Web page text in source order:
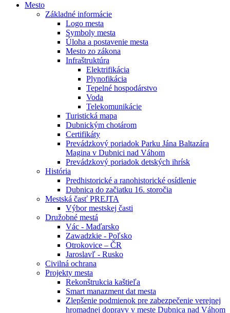
Mesto
Základné informácie
Logo mesta
Symboly mesta
Úloha a postavenie mesta
Mesto zo zákona
Infraštruktúra
Elektrifikácia
Plynofikácia
Tepelné hospodárstvo
Voda
Telekomunikácie
Turistická mapa
Dubnickým chotárom
Certifikáty
Prevádzkový poriadok Parku Jána Baltazára
Magina v Dubnici nad Váhom
Prevádzkový poriadok detských ihrísk
História
Predhistorické a ranohistorické osídlenie
Dubnica do začiatku 16. storočia
Mestská časť PREJTA
Výbor mestskej časti
Družobné mestá
Vác - Maďarsko
Zawadzkie - Poľsko
Otrokovice – ČR
Jaroslavľ - Rusko
Civilná ochrana
Projekty mesta
Rekonštrukcia kaštieľa
Smart manazment dat mesta
Zlepšenie podmienok pre zabezpečenie verejnej
hromadnej dopravy v meste Dubnica nad Váhom